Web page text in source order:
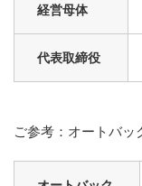
経営母体
代表取締役
ご参考：オートバッ